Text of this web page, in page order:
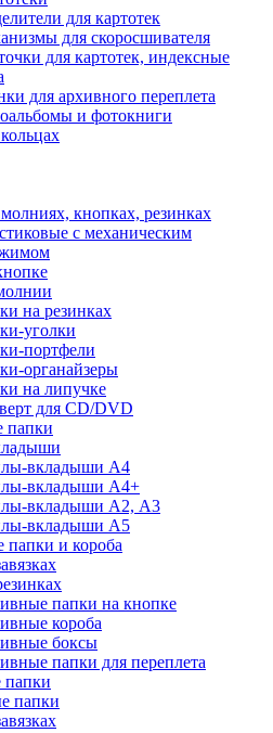
для картотек
для скоросшивателя
для картотек, индексные
для архивного переплета
и фотокниги
кнопках, резинках
с механическим
на резинках
уголки
портфели
органайзеры
на липучке
для CD/DVD
папки
вкладыши А4
вкладыши А4+
вкладыши А2, А3
вкладыши А5
и короба
папки на кнопке
короба
боксы
папки для переплета
папки
папки